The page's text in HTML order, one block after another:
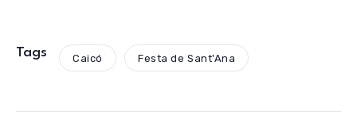
s
p
e
o
te gr
m
Tags Caicó Festa de Sant'Ana